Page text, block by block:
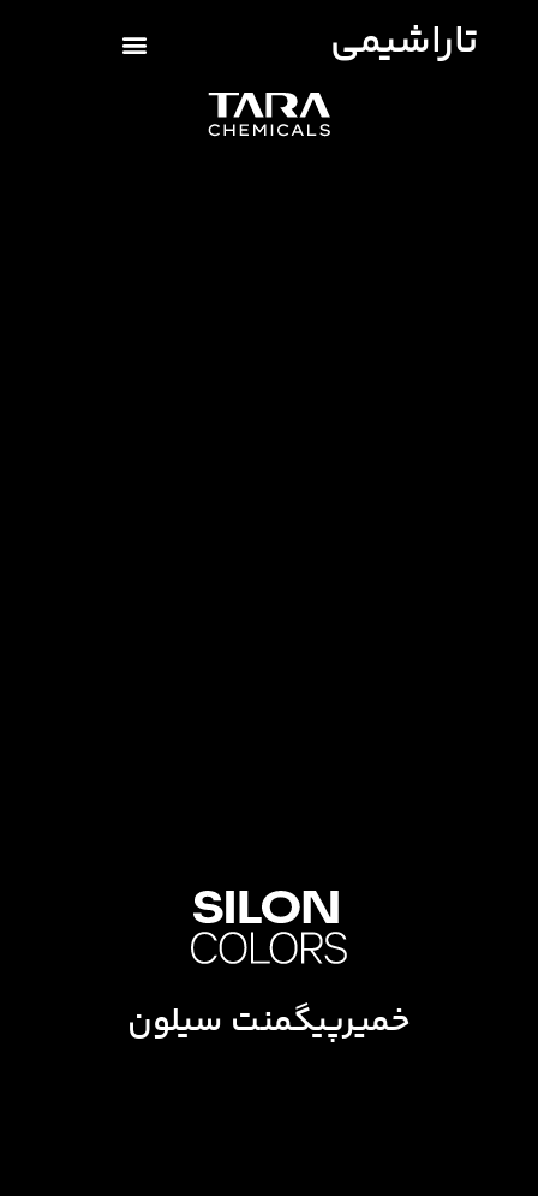
تاراشیمی
خمیرپیگمنت سیلون